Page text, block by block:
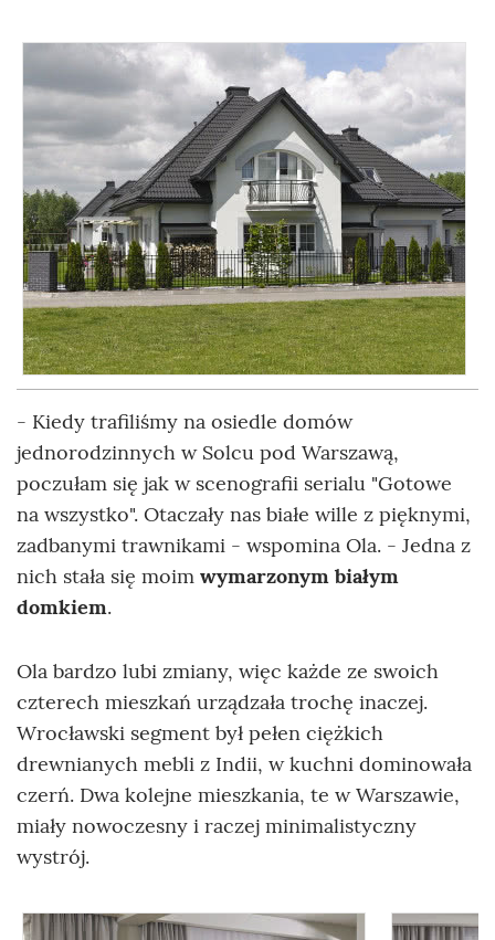
- Kiedy trafiliśmy na osiedle domów
jednorodzinnych w Solcu pod Warszawą,
poczułam się jak w scenografii serialu "Gotowe
na wszystko". Otaczały nas białe wille z pięknymi,
zadbanymi trawnikami - wspomina Ola. - Jedna z
nich stała się moim wymarzonym białym
domkiem.
Ola bardzo lubi zmiany, więc każde ze swoich
czterech mieszkań urządzała trochę inaczej.
Wrocławski segment był pełen ciężkich
drewnianych mebli z Indii, w kuchni dominowała
czerń. Dwa kolejne mieszkania, te w Warszawie,
miały nowoczesny i raczej minimalistyczny
wystrój.